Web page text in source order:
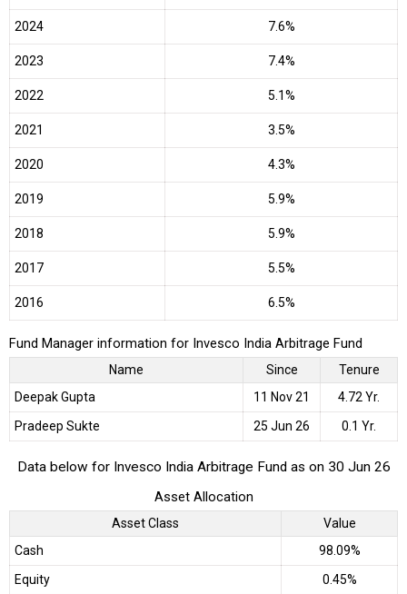
2024 7.6%
2023 7.4%
2022 5.1%
2021 3.5%
2020 4.3%
2019 5.9%
2018 5.9%
2017 5.5%
2016 6.5%
Fund Manager information for Invesco India Arbitrage Fund
Name Since
Tenure
Deepak Gupta
11 Nov 21
4.72 Yr.
Pradeep Sukte
25 Jun 26 0.1 Yr.
Data below for Invesco India Arbitrage Fund as on 30 Jun 26
Asset Allocation
Asset Class
Value
Cash
98.09%
Equity
0.45%